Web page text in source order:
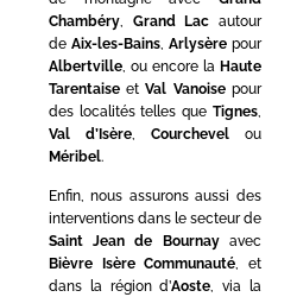
Chambéry, Grand Lac autour
de Aix-les-Bains, Arlysèrepour
Albertville, ou encore la Haute
TarentaiseetVal Vanoisepour
des localités telles que Tignes
Val d’Isère, Courchevelou
Méribel.
Enfin, nous assurons aussi des
interventions dans le secteur de
Saint Jean de Bournayavec
Bièvre Isère Communauté, et
dans la région d’Aoste, via la